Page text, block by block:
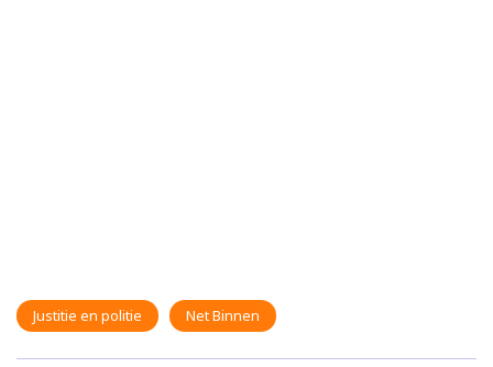
Justitie en politie Net Binnen